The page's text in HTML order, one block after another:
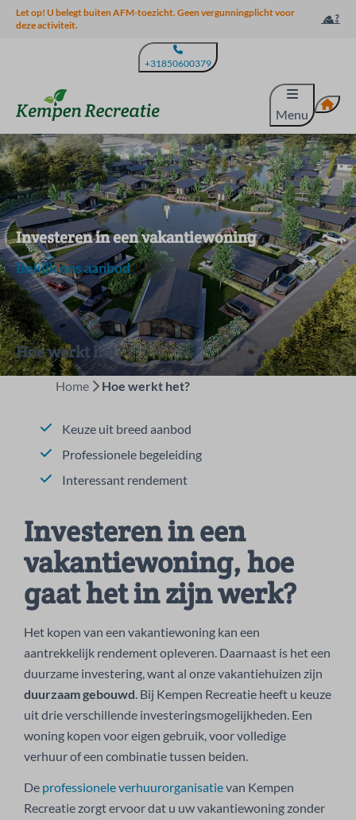
Let op! U belegt buiten AFM-toezicht. Geen vergunningplicht voor
deze activiteit.
+31850600379
Menu
Investeren in een vakantiewoning
Bekijk ons aanbod
Hoe werkt het?
Home Hoe werkt het?
Keuze uit breed aanbod
Professionele begeleiding
Interessant rendement
Investeren in een
vakantiewoning, hoe
gaat het in zijn werk?
Het kopen van een vakantiewoning kan een
aantrekkelijk rendement opleveren. Daarnaast is het een
duurzame investering, want al onze vakantiehuizen zijn
duurzaam gebouwd. Bij Kempen Recreatie heeft u keuze
uit drie verschillende investeringsmogelijkheden. Een
woning kopen voor eigen gebruik, voor volledige
verhuur of een combinatie tussen beiden.
De professionele verhuurorganisatievan Kempen
Recreatie zorgt ervoor dat u uw vakantiewoning zonder